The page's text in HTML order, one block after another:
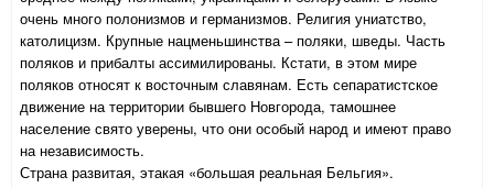
очень много полонизмов и германизмов. Религия униатство,
католицизм. Крупные нацменьшинства – поляки, шведы. Часть
поляков и прибалты ассимилированы. Кстати, в этом мире
поляков относят к восточным славянам. Есть сепаратистское
движение на территории бывшего Новгорода, тамошнее
население свято уверены, что они особый народ и имеют право
на независимость.
Страна развитая, этакая «большая реальная Бельгия».